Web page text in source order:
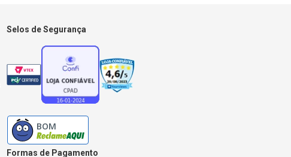
Selos de Segurança
Formas de Pagamento